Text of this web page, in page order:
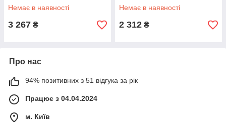
Немає в наявності
3 267 ₴
Немає в наявності
2 312 ₴
Про нас
94% позитивних з 51 відгука за рік
Працює з 04.04.2024
м. Київ